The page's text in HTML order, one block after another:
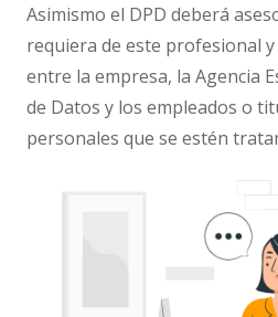
Asimismo el DPD deberá
requiera de este profesional
entre la empresa, la Agencia
de Datos y los empleados o
personales que se estén